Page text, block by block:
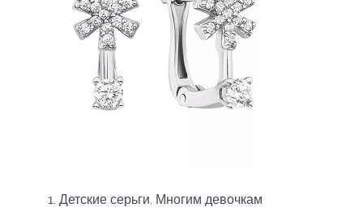
Детские серьги. Многим девочкам